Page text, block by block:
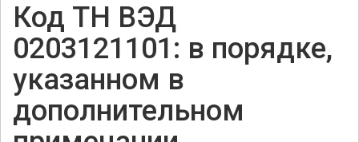
Код ТН ВЭД
0203121101: в порядке,
указанном в
дополнительном